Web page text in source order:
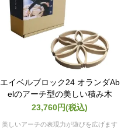
エイベルブロック24 オランダAb
elのアーチ型の美しい積み木
23,760円(税込)
美しいアーチの表現力が遊びを広げます